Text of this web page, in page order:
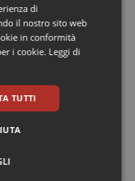
Testa Collo
la prima edizione
che raccontano
il podcast
per raccontare un
si vince solo attraverso
di
il nostro sito web
in conformità
i cookie. Leggi di
TUTTI